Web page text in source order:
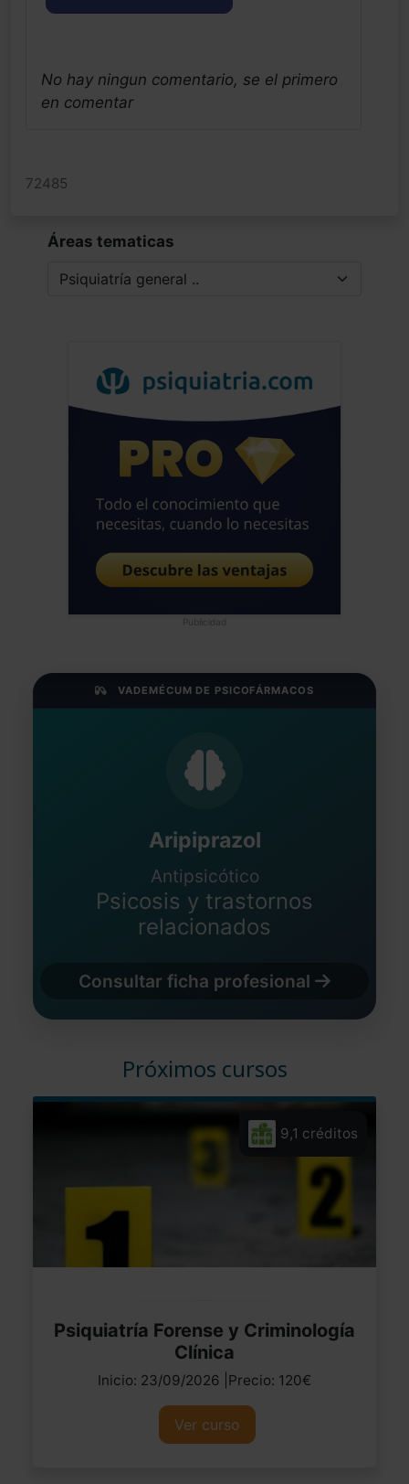
No hay ningun comentario, se el primero
en comentar
72485
Áreas tematicas
Publicidad
VADEMÉCUM DE PSICOFÁRMACOS
Aripiprazol
Antipsicótico
Psicosis y trastornos
relacionados
Consultar ficha profesional
Próximos cursos
9,1 créditos
Psiquiatría Forense y Criminología
Clínica
Inicio: 23/09/2026 |Precio: 120€
Ver curso